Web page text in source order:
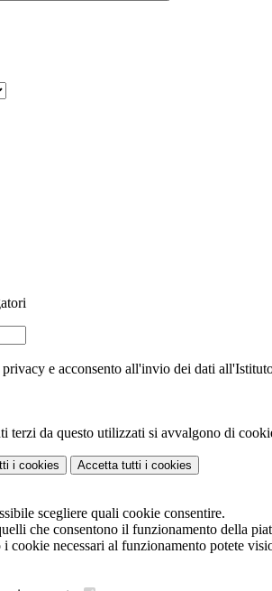
e acconsento all'invio dei dati
terzi da questo utilizzati si avvalgono di
i cookies Accetta tutti i cookies
scegliere quali cookie consentire.
che consentono il funzionamento della
cookie necessari al funzionamento potete